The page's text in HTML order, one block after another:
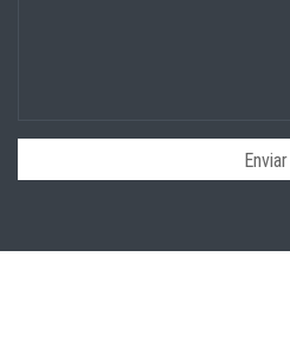
Enviar